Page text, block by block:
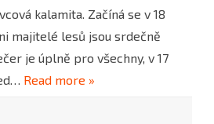
kalamita. Začíná se v 18
majitelé lesů jsou srdečně
je úplně pro všechny, v 17
Read more »